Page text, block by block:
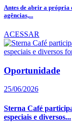
Antes de abrir a própria
agências,...
ACESSAR
Oportunidade
25/06/2026
Sterna Café
especiais e diversos...